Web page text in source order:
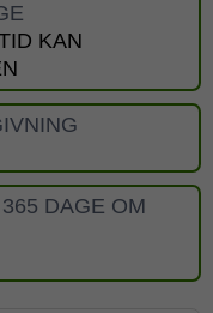
KAN
DAGE OM